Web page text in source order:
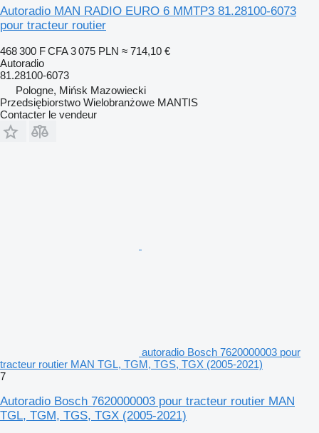
Autoradio MAN RADIO EURO 6 MMTP3 81.28100-6073
pour tracteur routier
468 300 F CFA 3 075 PLN ≈ 714,10 €
Autoradio
81.28100-6073
Pologne, Mińsk Mazowiecki
Przedsiębiorstwo Wielobranżowe MANTIS
Contacter le vendeur
autoradio Bosch 7620000003 pour
tracteur routier MAN TGL, TGM, TGS, TGX (2005-2021)
7
Autoradio Bosch 7620000003 pour tracteur routier MAN
TGL, TGM, TGS, TGX (2005-2021)